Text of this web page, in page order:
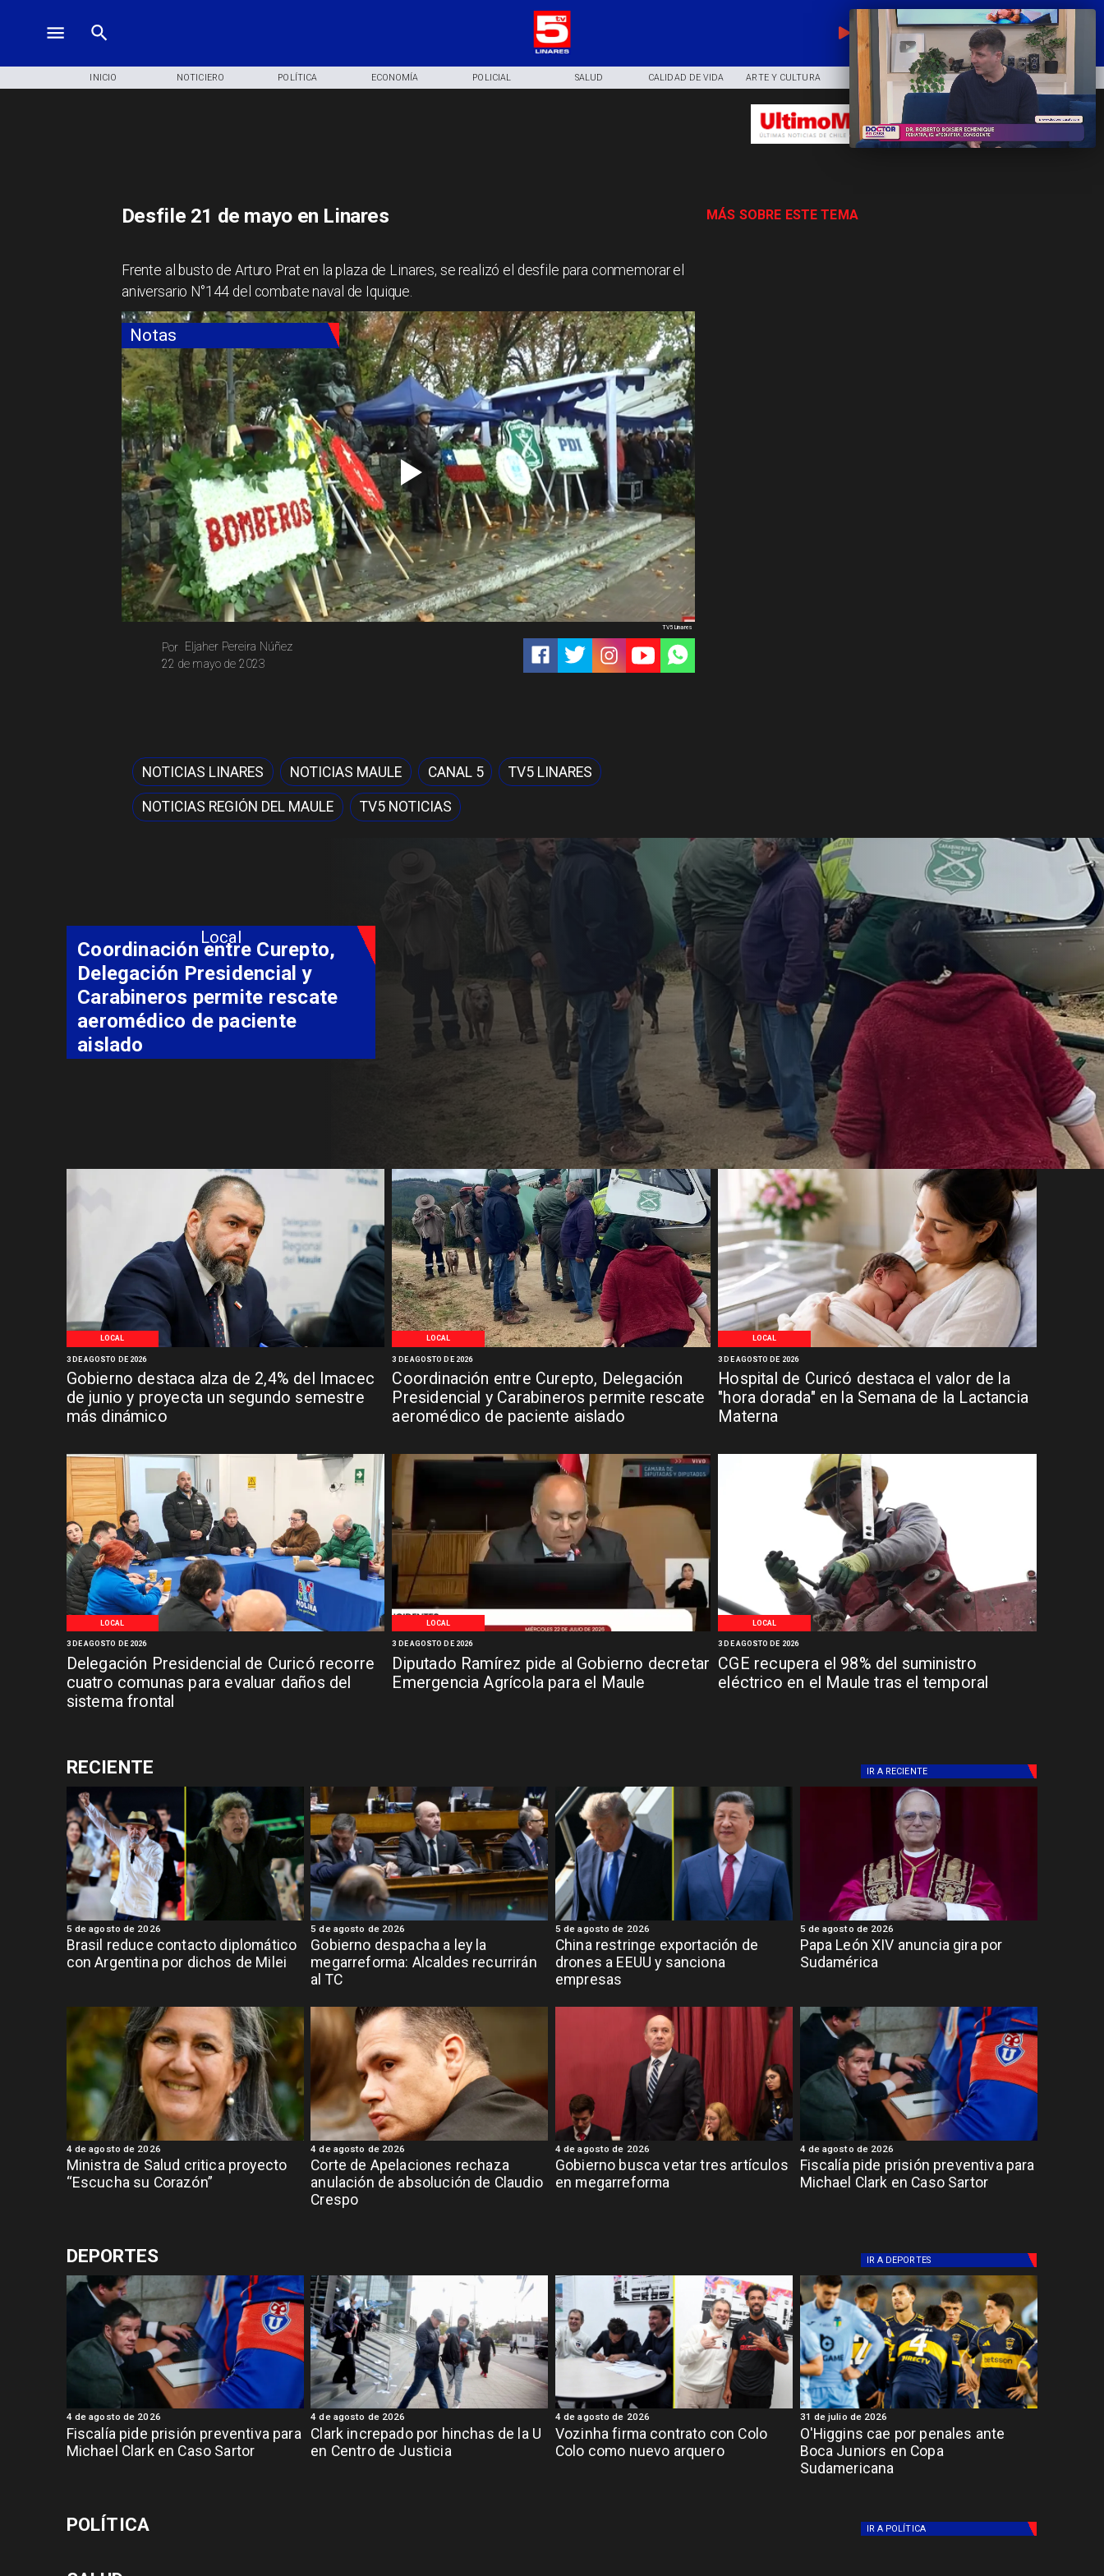
EN VIVO
INICIO NOTICIERO POLÍTICA ECONOMÍA POLICIAL SALUD CALIDAD DE VIDA ARTE Y CULTURA COMUNIDAD DEPORTES
Notas
Eljaher Pereira Núñez
Por
22 de mayo de 2023
TV5 Linares
MÁS SOBRE ESTE TEMA
Desfile 21 de mayo en Linares
Frente al busto de Arturo Prat en la plaza de Linares, se realizó el desfile para conmemorar el
aniversario N°144 del combate naval de Iquique.
NOTICIAS LINARES NOTICIAS MAULE CANAL 5 TV5 LINARES
NOTICIAS REGIÓN DEL MAULE TV5 NOTICIAS
LOCAL
Gobierno destaca alza de 2,4% del Imacec
de junio y proyecta un segundo semestre
más dinámico
3 DE AGOSTO DE 2026
LOCAL
Coordinación entre Curepto, Delegación
Presidencial y Carabineros permite rescate
aeromédico de paciente aislado
3 DE AGOSTO DE 2026
LOCAL
Hospital de Curicó destaca el valor de la
"hora dorada" en la Semana de la Lactancia
Materna
3 DE AGOSTO DE 2026
LOCAL
Delegación Presidencial de Curicó recorre
cuatro comunas para evaluar daños del
sistema frontal
3 DE AGOSTO DE 2026
LOCAL
Diputado Ramírez pide al Gobierno decretar
Emergencia Agrícola para el Maule
3 DE AGOSTO DE 2026
LOCAL
CGE recupera el 98% del suministro
eléctrico en el Maule tras el temporal
3 DE AGOSTO DE 2026
Local
Coordinación entre Curepto,
Delegación Presidencial y
Carabineros permite rescate
aeromédico de paciente
aislado
RECIENTE IR A RECIENTE
Brasil reduce contacto diplomático
con Argentina por dichos de Milei
5 de agosto de 2026
Gobierno despacha a ley la
megarreforma: Alcaldes recurrirán
al TC
5 de agosto de 2026
China restringe exportación de
drones a EEUU y sanciona
empresas
5 de agosto de 2026
Papa León XIV anuncia gira por
Sudamérica
5 de agosto de 2026
Ministra de Salud critica proyecto
“Escucha su Corazón”
4 de agosto de 2026
Corte de Apelaciones rechaza
anulación de absolución de Claudio
Crespo
4 de agosto de 2026
Gobierno busca vetar tres artículos
en megarreforma
4 de agosto de 2026
Fiscalía pide prisión preventiva para
Michael Clark en Caso Sartor
4 de agosto de 2026
DEPORTES IR A DEPORTES
Fiscalía pide prisión preventiva para
Michael Clark en Caso Sartor
4 de agosto de 2026
Clark increpado por hinchas de la U
en Centro de Justicia
4 de agosto de 2026
Vozinha firma contrato con Colo
Colo como nuevo arquero
4 de agosto de 2026
O'Higgins cae por penales ante
Boca Juniors en Copa
Sudamericana
31 de julio de 2026
POLÍTICA IR A POLÍTICA